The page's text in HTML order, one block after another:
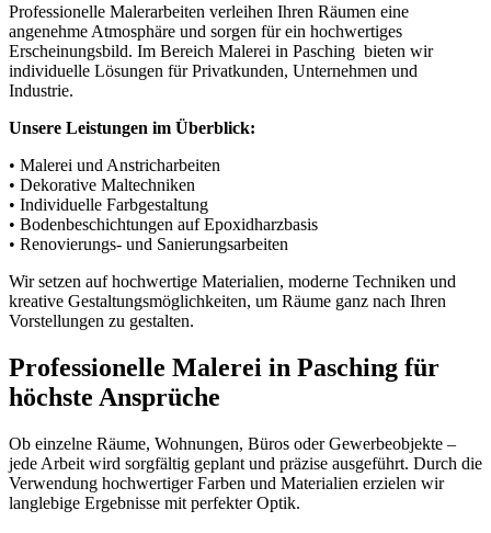
Professionelle Malerarbeiten verleihen Ihren Räumen eine
angenehme Atmosphäre und sorgen für ein hochwertiges
Erscheinungsbild. Im Bereich Malerei in Pasching bieten wir
individuelle Lösungen für Privatkunden, Unternehmen und
Industrie.
Unsere Leistungen im Überblick:
• Malerei und Anstricharbeiten
• Dekorative Maltechniken
• Individuelle Farbgestaltung
• Bodenbeschichtungen auf Epoxidharzbasis
• Renovierungs- und Sanierungsarbeiten
Wir setzen auf hochwertige Materialien, moderne Techniken und
kreative Gestaltungsmöglichkeiten, um Räume ganz nach Ihren
Vorstellungen zu gestalten.
Professionelle Malerei in Pasching für
höchste Ansprüche
Ob einzelne Räume, Wohnungen, Büros oder Gewerbeobjekte –
jede Arbeit wird sorgfältig geplant und präzise ausgeführt. Durch die
Verwendung hochwertiger Farben und Materialien erzielen wir
langlebige Ergebnisse mit perfekter Optik.